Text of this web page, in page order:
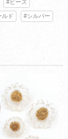
#ビーズ
ルド #シルバー